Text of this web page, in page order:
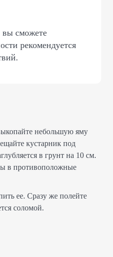
вы сможете
рекомендуется
небольшую яму
кустарник под
в грунт на 10 см.
в противоположные
ее. Сразу же полейте
соломой.